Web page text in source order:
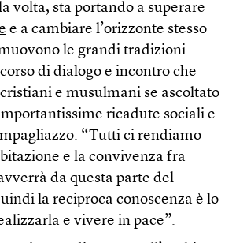
volta, sta portando a superare
e a cambiare l’orizzonte stesso
le grandi tradizioni
di dialogo e incontro che
e musulmani se ascoltato
ricadute sociali e
“Tutti ci rendiamo
e la convivenza fra
da questa parte del
la reciproca conoscenza è lo
e vivere in pace”.